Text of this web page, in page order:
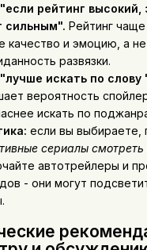
рейтинг высокий,
сильным". Рейтинг
качество и эмоцию, а
развязки.
искать по слову
вероятность
искать по
если вы выбираете,
сериалы смотреть
автотрейлеры и
- они могут